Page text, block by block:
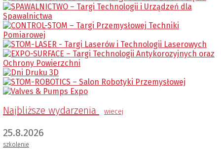
Najbliższe wydarzenia wiecej
25.8.2026
szkolenie